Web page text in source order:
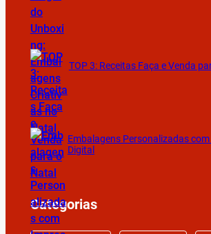
TOP 3: Receitas Faça e Venda
Embalagens Personalizadas
Digital
Categorias